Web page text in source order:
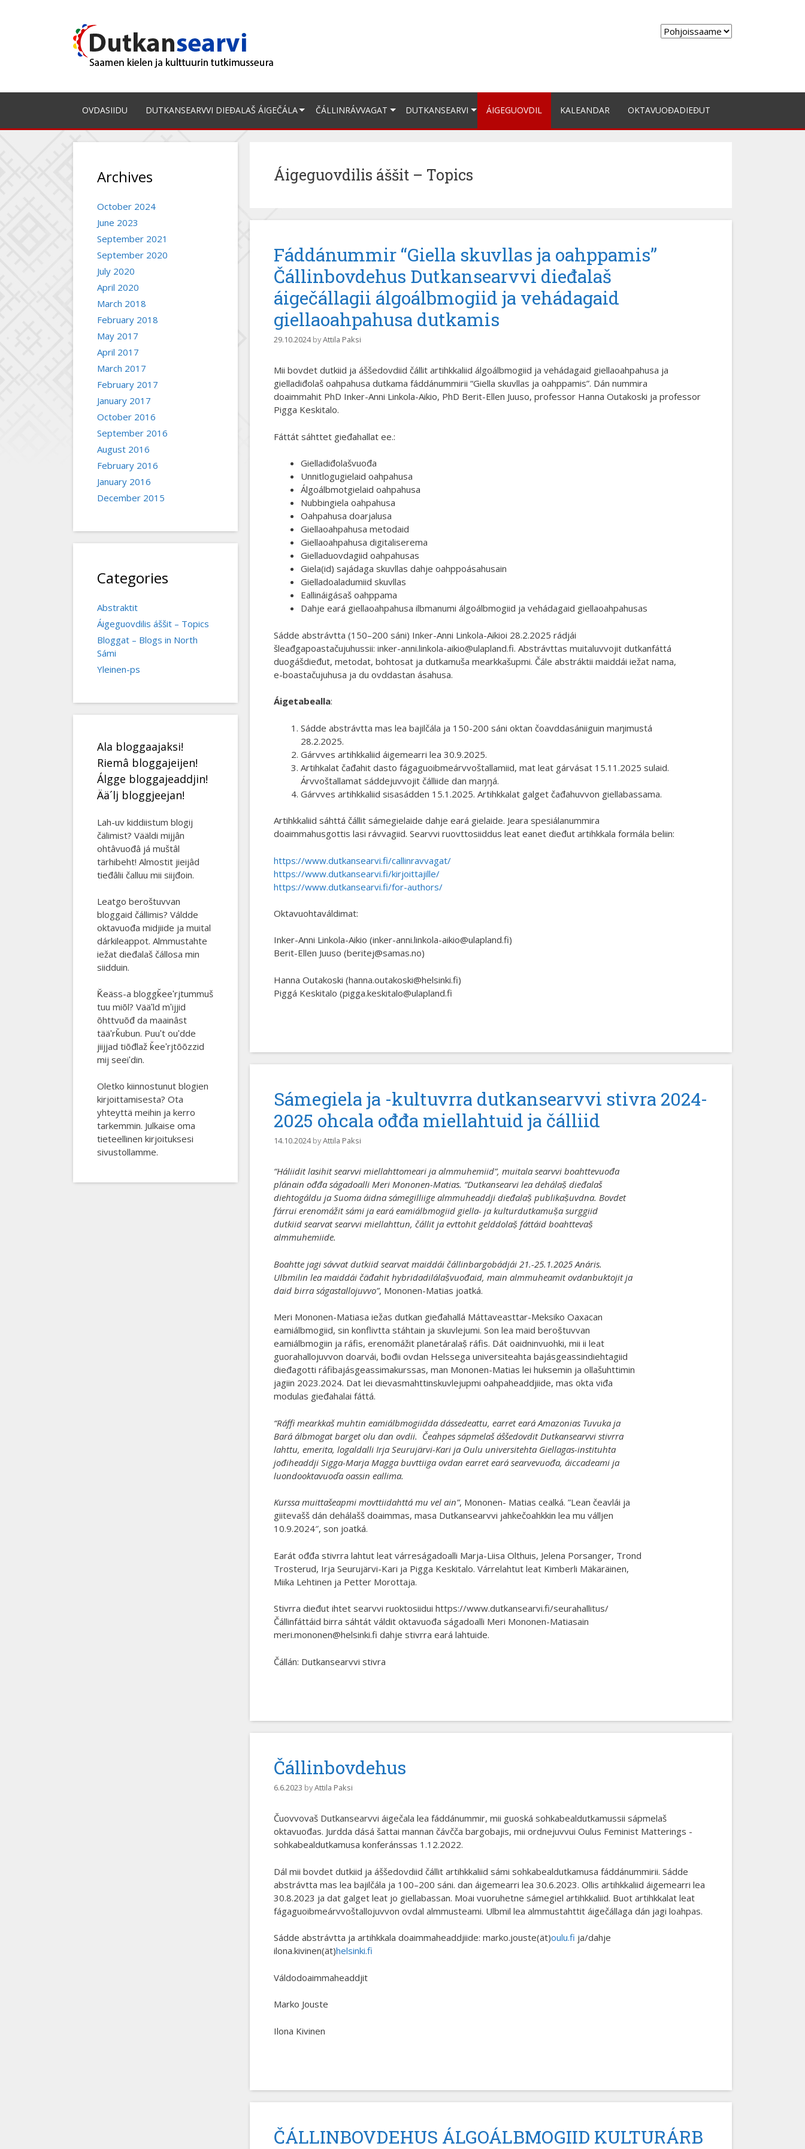
Choose
OVDASIIDU DUTKANSEARVVI DIEĐALAŠ ÁIGEČÁLA ČÁLLINRÁVVAGAT DUTKANSEARVI ÁIGEGUOVDIL KALEANDAR OKTAVUOĐADIEĐUT
Áigeguovdilis áššit – Topics
Fáddánummir “Giella skuvllas ja oahppamis”
Čállinbovdehus Dutkansearvvi dieđalaš
áigečállagii álgoálbmogiid ja vehádagaid
giellaoahpahusa dutkamis
29.10.2024 byAttila Paksi
Mii bovdet dutkiid ja áššedovdiid čállit artihkkaliid álgoálbmogiid ja vehádagaid giellaoahpahusa ja
gielladiđolaš oahpahusa dutkama fáddánummirii “Giella skuvllas ja oahppamis”. Dán nummira
doaimmahit PhD Inker-Anni Linkola-Aikio, PhD Berit-Ellen Juuso, professor Hanna Outakoski ja professor
Pigga Keskitalo.
Fáttát sáhttet gieđahallat ee.:
Gielladiđolašvuođa
Unnitlogugielaid oahpahusa
Álgoálbmotgielaid oahpahusa
Nubbingiela oahpahusa
Oahpahusa doarjalusa
Giellaoahpahusa metodaid
Giellaoahpahusa digitaliserema
Gielladuovdagiid oahpahusas
Giela(id) sajádaga skuvllas dahje oahppoásahusain
Gielladoaladumiid skuvllas
Eallináigásaš oahppama
Dahje eará giellaoahpahusa ilbmanumi álgoálbmogiid ja vehádagaid giellaoahpahusas
Sádde abstrávtta (150–200 sáni) Inker-Anni Linkola-Aikioi 28.2.2025 rádjái
šleađgapoastačujuhussii: inker-anni.linkola-aikio@ulapland.fi. Abstrávttas muitaluvvojit dutkanfáttá
duogášdieđut, metodat, bohtosat ja dutkamuša mearkkašupmi. Čále abstráktii maiddái iežat nama,
e-boastačujuhusa ja du ovddastan ásahusa.
Áigetabealla:
Sádde abstrávtta mas lea bajilčála ja 150-200 sáni oktan čoavddasániiguin maŋimustá
28.2.2025.
Gárvves artihkkaliid áigemearri lea 30.9.2025.
Artihkalat čađahit dasto fágaguoibmeárvvoštallamiid, mat leat gárvásat 15.11.2025 sulaid.
Árvvoštallamat sáddejuvvojit čálliide dan maŋŋá.
Gárvves artihkkaliid sisasádden 15.1.2025. Artihkkalat galget čađahuvvon giellabassama.
Artihkkaliid sáhttá čállit sámegielaide dahje eará gielaide. Jeara spesiálanummira
doaimmahusgottis lasi rávvagiid. Searvvi ruovttosiiddus leat eanet dieđut artihkkala formála beliin:
https://www.dutkansearvi.fi/callinravvagat/
https://www.dutkansearvi.fi/kirjoittajille/
https://www.dutkansearvi.fi/for-authors/
Oktavuohtaváldimat:
Inker-Anni Linkola-Aikio (inker-anni.linkola-aikio@ulapland.fi)
Berit-Ellen Juuso (beritej@samas.no)
Hanna Outakoski (hanna.outakoski@helsinki.fi)
Piggá Keskitalo (pigga.keskitalo@ulapland.fi
Sámegiela ja -kultuvrra dutkansearvvi stivra 2024-
2025 ohcala ođđa miellahtuid ja čálliid
14.10.2024 byAttila Paksi
“Háliidit lasihit searvvi miellahttomeari ja almmuhemiid”, muitala searvvi boahttevuođa
plánain ođđa ságadoalli Meri Mononen-Matias. “Dutkansearvi lea dehálaṣ̌ dieđalaš
diehtogáldu ja Suoma áidna sámegilliige almmuheaddji dieđalaṣ̌ publikaṣ̌uvdna. Bovdet
fárrui erenomážit sámi ja eará eamiálbmogiid giella- ja kulturdutkamuṣ̌a surggiid
dutkiid searvat searvvi miellahttun, čállit ja evttohit gelddolaṣ̌ fáttáid boahttevaṣ̌
almmuhemiide.
Boahtte jagi sávvat dutkiid searvat maiddái čállinbargobádjái 21.-25.1.2025 Anáris.
Ulbmilin lea maiddái čäđahit hybridadilálaṣ̌vuođaid, main almmuheamit ovdanbuktojit ja
daid birra ságastallojuvvo”, Mononen-Matias joatká.
Meri Mononen-Matiasa iežas dutkan gieđahallá Máttaveasttar-Meksiko Oaxacan
eamiálbmogiid, sin konflivtta stáhtain ja skuvlejumi. Son lea maid beroṣ̌tuvvan
eamiálbmogiin ja ráfis, erenomážit planetáralaṣ̌ ráfis. Dát oaidninvuohki, mii ii leat
guorahallojuvvon doarvái, bođii ovdan Helssega universiteahta bajásgeassindiehtagiid
dieđagotti ráfibajásgeassimakurssas, man Mononen-Matias lei huksemin ja ollašuhttimin
jagiin 2023.2024. Dat lei dievasmahttinskuvlejupmi oahpaheaddjiide, mas okta viđa
modulas gieđahalai fáttá.
“Ráffi mearkkaš muhtin eamiálbmogiidda dássedeattu, earret eará Amazonias Tuvuka ja
Bará álbmogat barget olu dan ovdii. Čeahpes sápmelaš áŝšedovdit Dutkansearvvi stivrra
lahttu, emerita, logaldalli Irja Seurujärvi-Kari ja Oulu universitehta Giellagas-instituhta
jođiheaddji Sigga-Marja Magga buvttiiga ovdan earret eará searvevuođa, áiccadeami ja
luondooktavuoďa oassin eallima.
Kurssa muittašeapmi movttiidahttá mu vel ain”, Mononen- Matias cealká. ”Lean čeavlái ja
giitevašš dán dehálašš doaimmas, masa Dutkansearvvi jahkečoahkkin lea mu válljen
10.9.2024″, son joatká.
Earát ođđa stivrra lahtut leat várreságadoalli Marja-Liisa Olthuis, Jelena Porsanger, Trond
Trosterud, Irja Seurujärvi-Kari ja Pigga Keskitalo. Várrelahtut leat Kimberli Mäkäräinen,
Miika Lehtinen ja Petter Morottaja.
Stivrra dieđut ihtet searvvi ruoktosiidui https://www.dutkansearvi.fi/seurahallitus/
Čállinfáttáid birra sáhtát váldit oktavuođa ságadoalli Meri Mononen-Matiasain
meri.mononen@helsinki.fi dahje stivrra eará lahtuide.
Čállán: Dutkansearvvi stivra
Čállinbovdehus
6.6.2023 byAttila Paksi
Čuovvovaš Dutkansearvvi áigečala lea fáddánummir, mii guoská sohkabealdutkamussii sápmelaš
oktavuođas. Jurdda dásá šattai mannan čávčča bargobajis, mii ordnejuvvui Oulus Feminist Matterings -
sohkabealdutkamusa konferánssas 1.12.2022.
Dál mii bovdet dutkiid ja áššedovdiid čállit artihkkaliid sámi sohkabealdutkamusa fáddánummirii. Sádde
abstrávtta mas lea bajilčála ja 100–200 sáni. dan áigemearri lea 30.6.2023. Ollis artihkkaliid áigemearri lea
30.8.2023 ja dat galget leat jo giellabassan. Moai vuoruhetne sámegiel artihkkaliid. Buot artihkkalat leat
fágaguoibmeárvvoštallojuvvon ovdal almmusteami. Ulbmil lea almmustahttit áigečállaga dán jagi loahpas.
Sádde abstrávtta ja artihkkala doaimmaheaddjiide: marko.jouste(ät)oulu.fi ja/dahje
ilona.kivinen(ät)helsinki.fi
Váldodoaimmaheaddjit
Marko Jouste
Ilona Kivinen
ČÁLLINBOVDEHUS ÁLGOÁLBMOGIID KULTURÁRB
Archives
October 2024
June 2023
September 2021
September 2020
July 2020
April 2020
March 2018
February 2018
May 2017
April 2017
March 2017
February 2017
January 2017
October 2016
September 2016
August 2016
February 2016
January 2016
December 2015
Categories
Abstraktit
Áigeguovdilis áššit – Topics
Bloggat – Blogs in North
Sámi
Yleinen-ps
Ala bloggaajaksi!
Riemâ bloggajeijen!
Álgge bloggajeaddjin!
Ää´lj bloggjeejan!
Lah-uv kiddiistum blogij
čälimist? Vääldi mijjân
ohtâvuođâ já muštâl
tärhibeht! Almostit jieijâd
tieđâlii čalluu mii siijđoin.
Leatgo beroštuvvan
bloggaid čállimis? Váldde
oktavuođa midjiide ja muital
dárkileappot. Almmustahte
iežat dieđalaš čállosa min
siidduin.
Ǩeäss-a bloggǩeeʹrjtummuš
tuu miõl? Vääʹld mʹijjid
õhttvuõđ da maainâst
tääʹrǩubun. Puuʹt ouʹdde
jiijjad tiõđlaž ǩeeʹrjtõõzzid
mij seeiʹdin.
Oletko kiinnostunut blogien
kirjoittamisesta? Ota
yhteyttä meihin ja kerro
tarkemmin. Julkaise oma
tieteellinen kirjoituksesi
sivustollamme.